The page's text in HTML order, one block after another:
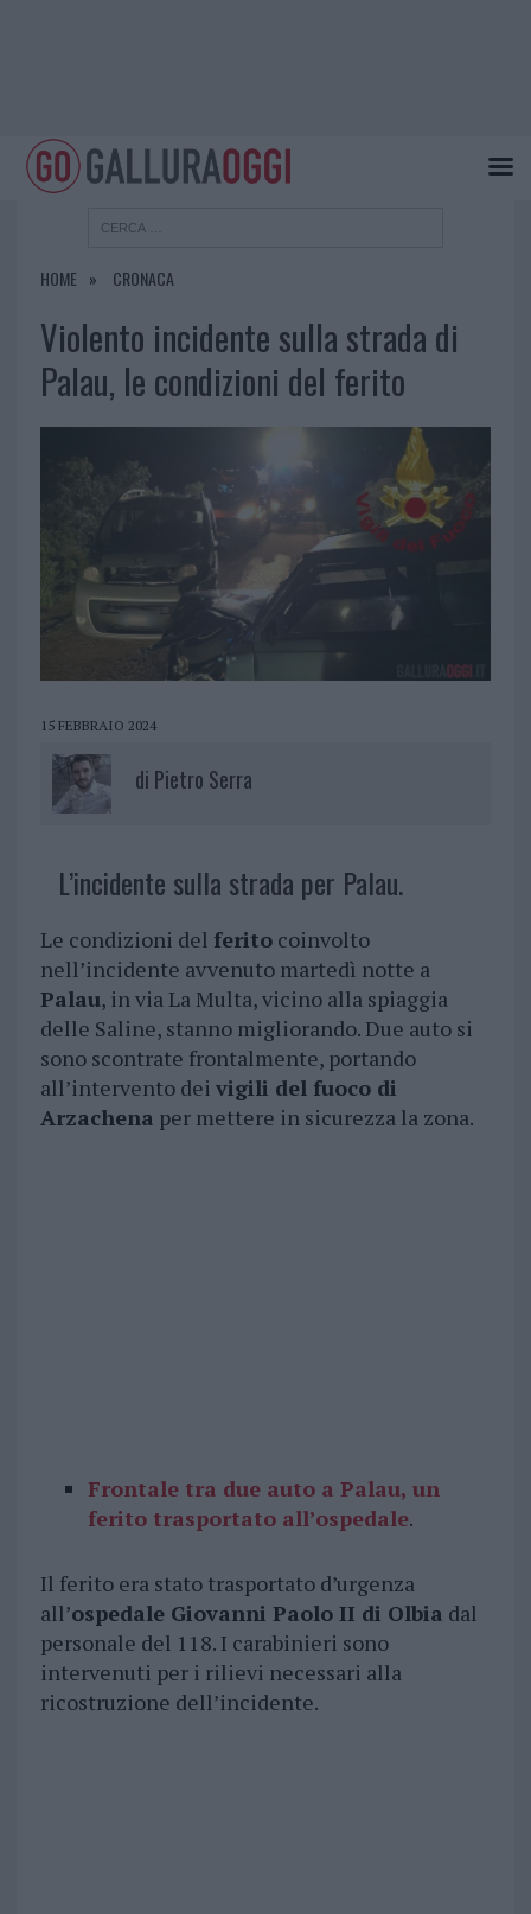
HOME CRONACA
Violento incidente sulla strada di
Palau, le condizioni del ferito
15 FEBBRAIO 2024
di Pietro Serra
L’incidente sulla strada per Palau.
Le condizioni del feritocoinvolto
nell’incidente avvenuto martedì notte a
Palau, in via La Multa, vicino alla spiaggia
delle Saline, stanno migliorando. Due auto si
sono scontrate frontalmente, portando
all’intervento dei vigili del fuoco di
Arzachena per mettere in sicurezza la zona.
Frontale tra due auto a Palau, un
ferito trasportato all’ospedale.
Il ferito era stato trasportato d’urgenza
all’ospedale Giovanni Paolo II di Olbia dal
personale del 118. I carabinieri sono
intervenuti per i rilievi necessari alla
ricostruzione dell’incidente.